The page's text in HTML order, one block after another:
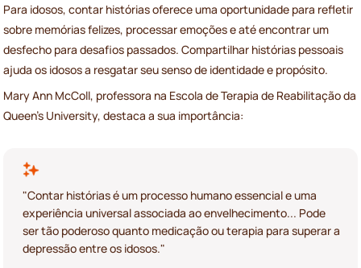
Para idosos, contar histórias oferece uma oportunidade para refletir
sobre memórias felizes, processar emoções e até encontrar um
desfecho para desafios passados. Compartilhar histórias pessoais
ajuda os idosos a resgatar seu senso de identidade e propósito.
Mary Ann McColl, professora na Escola de Terapia de Reabilitação da
Queen’s University, destaca a sua importância:
"Contar histórias é um processo humano essencial e uma
experiência universal associada ao envelhecimento... Pode
ser tão poderoso quanto medicação ou terapia para superar a
depressão entre os idosos."